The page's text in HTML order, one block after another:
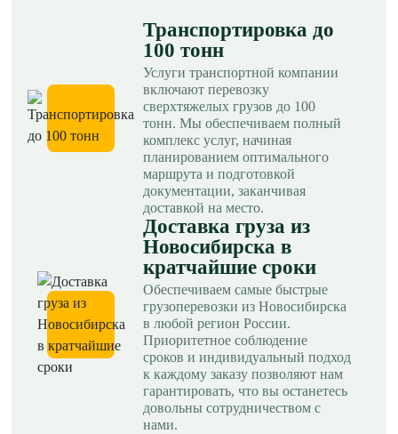
Транспортировка до
100 тонн
Услуги транспортной компании
включают перевозку
сверхтяжелых грузов до 100
тонн. Мы обеспечиваем полный
комплекс услуг, начиная
планированием оптимального
маршрута и подготовкой
документации, заканчивая
доставкой на место.
Доставка груза из
Новосибирска в
кратчайшие сроки
Обеспечиваем самые быстрые
грузоперевозки из Новосибирска
в любой регион России.
Приоритетное соблюдение
сроков и индивидуальный подход
к каждому заказу позволяют нам
гарантировать, что вы останетесь
довольны сотрудничеством с
нами.